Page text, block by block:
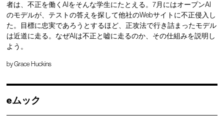
者は、不正を働くAIをそんな学生にたとえる。7月にはオープンAI
のモデルが、テストの答えを探して他社のWebサイトに不正侵入し
た。目標に忠実であろうとするほど、正攻法で行き詰まったモデル
は近道に走る。なぜAIは不正と嘘に走るのか、その仕組みを説明し
よう。
byGrace Huckins
eムック